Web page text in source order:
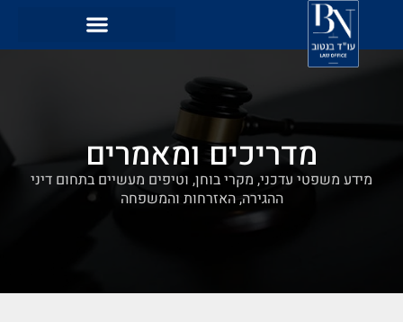
מדריכים ומאמרים
מידע משפטי עדכני, מקרי בוחן, וטיפים מעשיים בתחום דיני
ההגירה, האזרחות והמשפחה